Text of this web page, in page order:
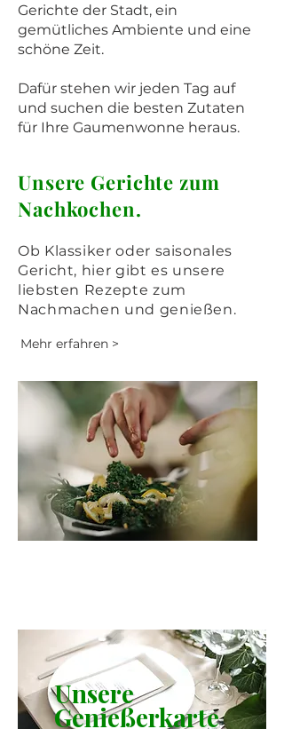
Gerichte der Stadt, ein
gemütliches Ambiente und eine
schöne Zeit.
Dafür stehen wir jeden Tag auf
und suchen die besten Zutaten
für Ihre Gaumenwonne heraus.
Unsere Gerichte zum
Nachkochen.
Ob Klassiker oder saisonales
Gericht, hier gibt es unsere
liebsten Rezepte zum
Nachmachen und genießen.
Mehr erfahren >
Unsere
Genießerkarte